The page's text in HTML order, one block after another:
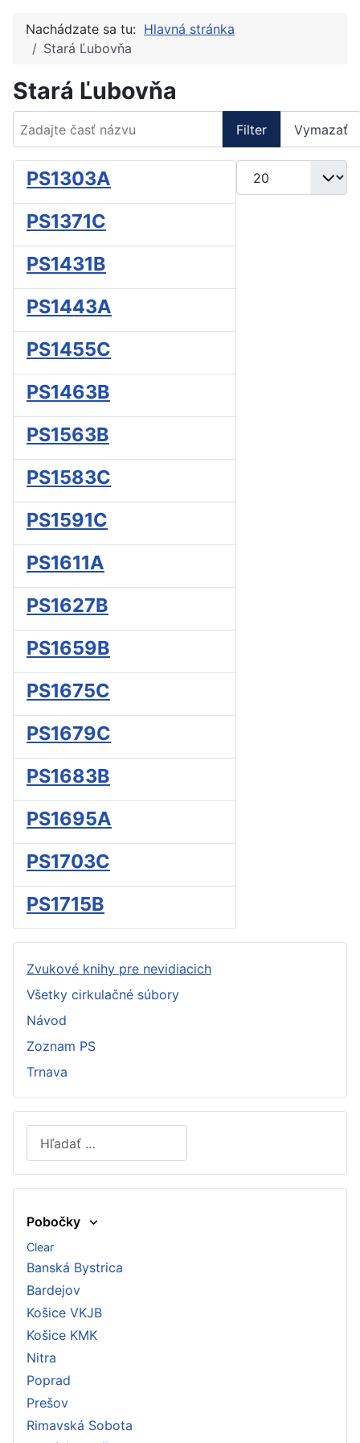
Nachádzate sa tu: Hlavná stránka
Stará Ľubovňa
Stará Ľubovňa
Zadajte časť názvu
Filter Vymazať
Zobrazené položky
PS1303A
PS1371C
PS1431B
PS1443A
PS1455C
PS1463B
PS1563B
PS1583C
PS1591C
PS1611A
PS1627B
PS1659B
PS1675C
PS1679C
PS1683B
PS1695A
PS1703C
PS1715B
Zvukové knihy pre nevidiacich
Všetky cirkulačné súbory
Návod
Zoznam PS
Trnava
Hľadať
Type 2 or more characters for results.
Pobočky
Clear
Banská Bystrica
Bardejov
Košice VKJB
Košice KMK
Nitra
Poprad
Prešov
Rimavská Sobota